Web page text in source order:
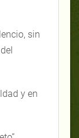
sin
y en